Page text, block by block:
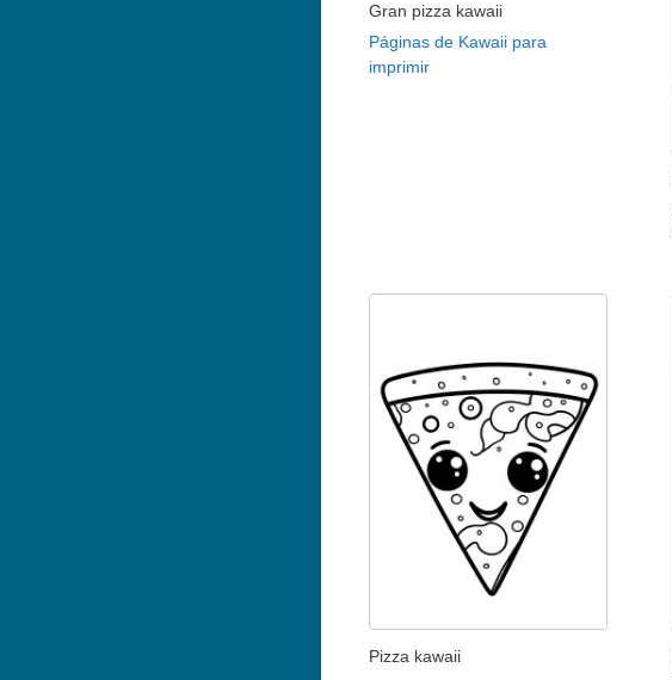
Gran pizza kawaii
Páginas de Kawaii para
imprimir
Pizza kawaii